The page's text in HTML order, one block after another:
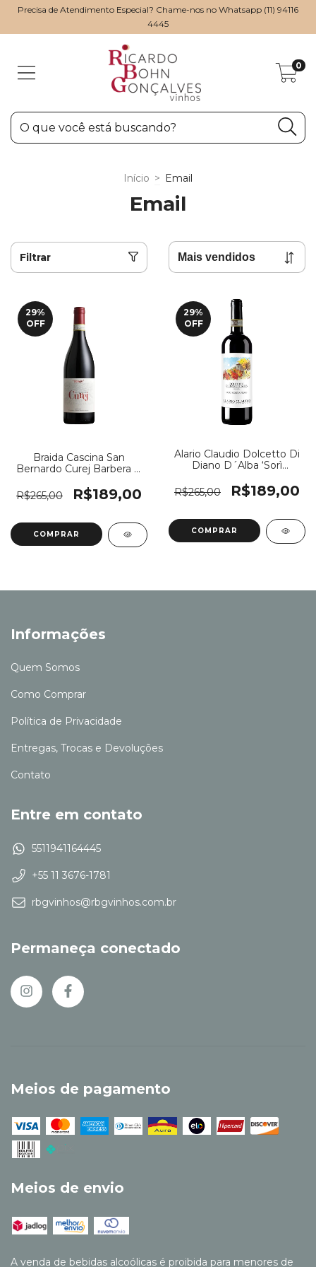
Precisa de Atendimento Especial? Chame-nos no Whatsapp (11) 94116
4445
0
Início > Email
Email
Filtrar
29%
OFF
Braida Cascina San
Bernardo Curej Barbera D
R$265,00
R$189,00
29%
OFF
Alario Claudio Dolcetto Di
Diano D´Alba ‘Sorì
R$265,00
R$189,00
Informações
Quem Somos
Como Comprar
Política de Privacidade
Entregas, Trocas e Devoluções
Contato
Entre em contato
5511941164445
+55 11 3676-1781
rbgvinhos@rbgvinhos.com.br
Permaneça conectado
Meios de pagamento
Meios de envio
A venda de bebidas alcoólicas é proibida para menores de